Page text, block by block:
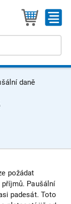
daně
požádat
Paušální
padesát. Toto